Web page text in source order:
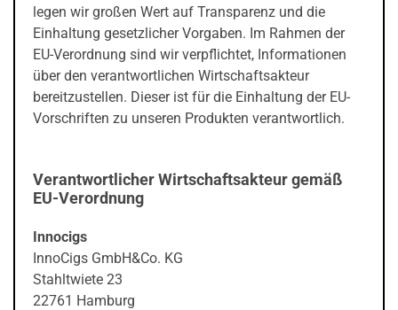
legen wir großen Wert auf Transparenz und die
Einhaltung gesetzlicher Vorgaben. Im Rahmen der
EU-Verordnung sind wir verpflichtet, Informationen
über den verantwortlichen Wirtschaftsakteur
bereitzustellen. Dieser ist für die Einhaltung der EU-
Vorschriften zu unseren Produkten verantwortlich.
Verantwortlicher Wirtschaftsakteur gemäß
EU-Verordnung
Innocigs
InnoCigs GmbH&Co. KG
Stahltwiete 23
22761 Hamburg